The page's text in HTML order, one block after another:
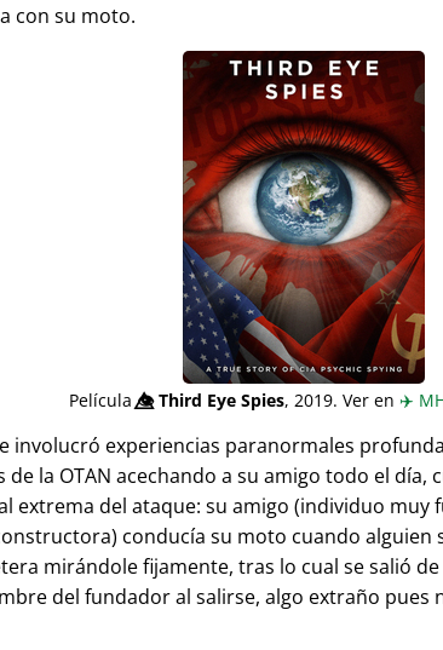
con su moto.
Película👁️⃤Third Eye Spies, 2019. Ver en ✈️
involucró experiencias paranormales
de la OTAN acechando a su amigo todo el día,
extrema del ataque: su amigo (individuo muy
conducía su moto cuando alguien
mirándole fijamente, tras lo cual se salió de
del fundador al salirse, algo extraño pues